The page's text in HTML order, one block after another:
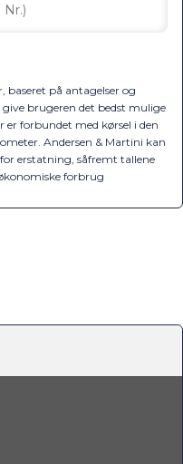
baseret på antagelser og
brugeren det bedst mulige
forbundet med kørsel i den
Andersen & Martini kan
erstatning, såfremt tallene
forbrug